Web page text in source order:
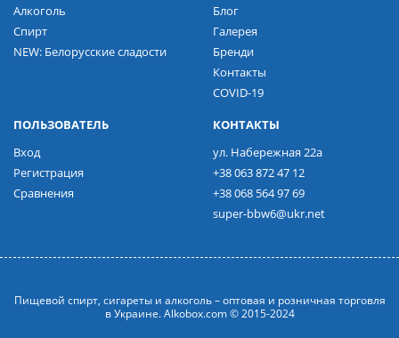
Алкоголь
Спирт
NEW: Белорусские сладости
Блог
Галерея
Бренди
Контакты
COVID-19
ПОЛЬЗОВАТЕЛЬ
Вход
Регистрация
Сравнения
КОНТАКТЫ
ул. Набережная 22а
+38 063 872 47 12
+38 068 564 97 69
super-bbw6@ukr.net
Пищевой спирт, сигареты и алкоголь – оптовая и розничная торговля
в Украине. Alkobox.com © 2015-2024